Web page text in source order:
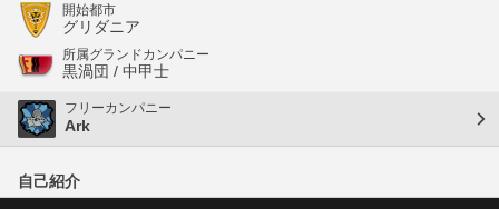
開始都市
グリダニア
所属グランドカンパニー
黒渦団 / 中甲士
フリーカンパニー
Ark
自己紹介